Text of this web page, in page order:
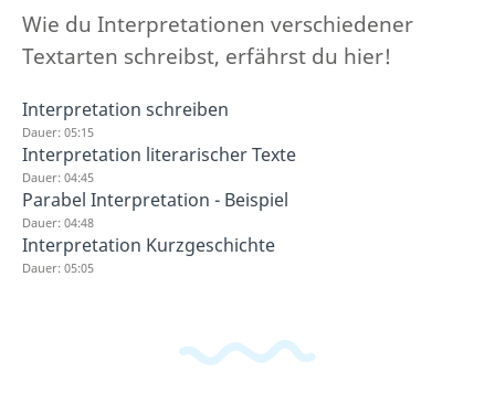
Wie du Interpretationen verschiedener
Textarten schreibst, erfährst du hier!
Interpretation schreiben
Dauer: 05:15
Interpretation literarischer Texte
Dauer: 04:45
Parabel Interpretation - Beispiel
Dauer: 04:48
Interpretation Kurzgeschichte
Dauer: 05:05